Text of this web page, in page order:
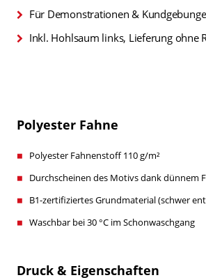
Für Demonstrationen &
Inkl. Hohlsaum links, Lieferung ohne
Polyester Fahne
Polyester Fahnenstoff 110 g/m²
Durchscheinen des Motivs dank dünnem
B1-zertifiziertes Grundmaterial (schwer
Waschbar bei 30 °C im Schonwaschgang
Druck & Eigenschaften